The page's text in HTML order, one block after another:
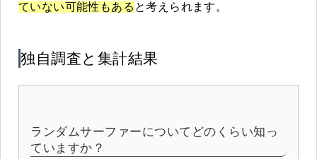
ていない可能性もある と考えられます。
独自調査と集計結果
ランダムサーファーについてどのくらい知っ
ていますか？